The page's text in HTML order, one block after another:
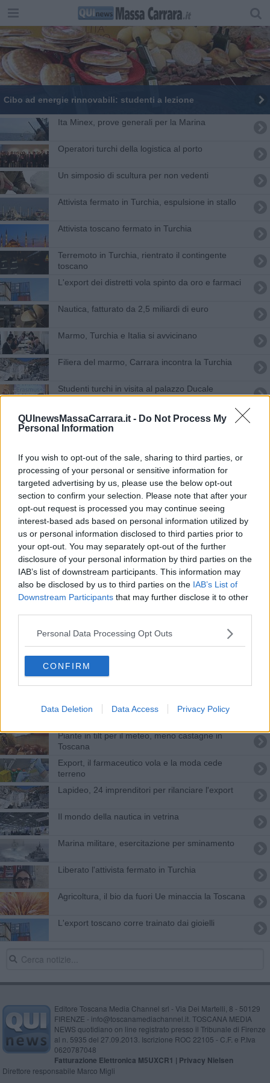
QUInewsMassaCarrara.it - Do Not Process My
Personal Information
If you wish to opt-out of the sale, sharing to third parties, or
processing of your personal or sensitive information for
targeted advertising by us, please use the below opt-out
section to confirm your selection. Please note that after your
opt-out request is processed you may continue seeing
interest-based ads based on personal information utilized by
us or personal information disclosed to third parties prior to
your opt-out. You may separately opt-out of the further
disclosure of your personal information by third parties on the
IAB’s list of downstream participants. This information may
also be disclosed by us to third parties on the IAB’s List of
Downstream Participants that may further disclose it to other
Personal Data Processing Opt Outs
CONFIRM
Data Deletion Data Access Privacy Policy
Cibo ad energie rinnovabili: studenti a lezione
Ita Minex, prove generali per la Marina
Operatori turchi della logistica al porto
Un simposio di scultura per non vedenti
Attivista fermato in Turchia, espulsione in stallo
Attivista toscano fermato in Turchia
Terremoto in Turchia, rientrato il contingente
toscano
L'export dei distretti vola spinto da oro e farmaci
Nautica, fatturato da 2,5 miliardi di euro
Marmo, Turchia e Italia si avvicinano
Filiera del marmo, Carrara incontra la Turchia
Studenti turchi in visita al palazzo Ducale
Il Marmo riceve la Turchia
Carrello della spesa, i cibi più pericolosi per la
salute
Seatc arricchisce la propria offerta
Rendez-vous in Camera di Commercio
Ponte crollato, le opere toscane di Morandi
Attivista fermato in Turchia interrompe i farmaci
Fermato in Turchia, si mobilita la Farnesina
Tennis, Musetti trionfa nel torneo Itf di Antalya
Al posto del marmo, le balle di rifiuti speciali
Samuele Ceccarelli è oro nei 60 metri
Piante in tilt per il meteo, meno castagne in
Toscana
Export, il farmaceutico vola e la moda cede
terreno
Lapideo, 24 imprenditori per rilanciare l'export
Il mondo della nautica in vetrina
Marina militare, esercitazione per sminamento
Liberato l'attivista fermato in Turchia
Agricoltura, il bio da fuori Ue minaccia la Toscana
L'export toscano corre trainato dai gioielli
Editore Toscana Media Channel srl - Via Dei Martelli, 8 - 50129
FIRENZE - info@toscanamediachannel.it. TOSCANA MEDIA
NEWS quotidiano on line registrato presso il Tribunale di Firenze
al n. 5935 del 27.09.2013. Iscrizione ROC 22105 - C.F. e P.Iva
0620787048
Fatturazione Elettronica M5UXCR1 | Privacy Nielsen
Direttore responsabile Marco Migli